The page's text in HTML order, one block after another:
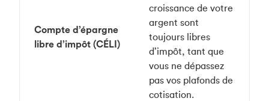
Compte d’épargne
libre d’impôt (CÉLI)
croissance de votre
argent sont
toujours libres
d’impôt, tant que
vous ne dépassez
pas vos plafonds de
cotisation.